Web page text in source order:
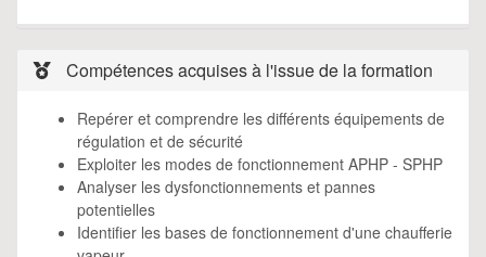
Compétences acquises à l'issue de la formation
Repérer et comprendre les différents équipements de
régulation et de sécurité
Exploiter les modes de fonctionnement APHP - SPHP
Analyser les dysfonctionnements et pannes
potentielles
Identifier les bases de fonctionnement d'une chaufferie